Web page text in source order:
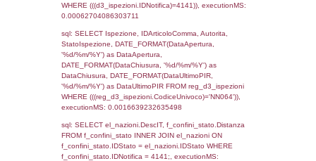
el_province_1.IstProvincia) LEFT JOIN
el_regioni_1 ON
el_regioni_1.IstRegione where
executionMS: 0.00060105323791504
sql: SELECT reg_a1_stabilimento.*,
ComuneST, el_province.citta as
el_regioni.Regione as RegioneST,
as ComuneSL, el_province_1.citta as
el_regioni_1.Regione as RegioneSL FROM